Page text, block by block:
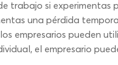
trabajo si experimentas
una pérdida
empresarios pueden
el empresario